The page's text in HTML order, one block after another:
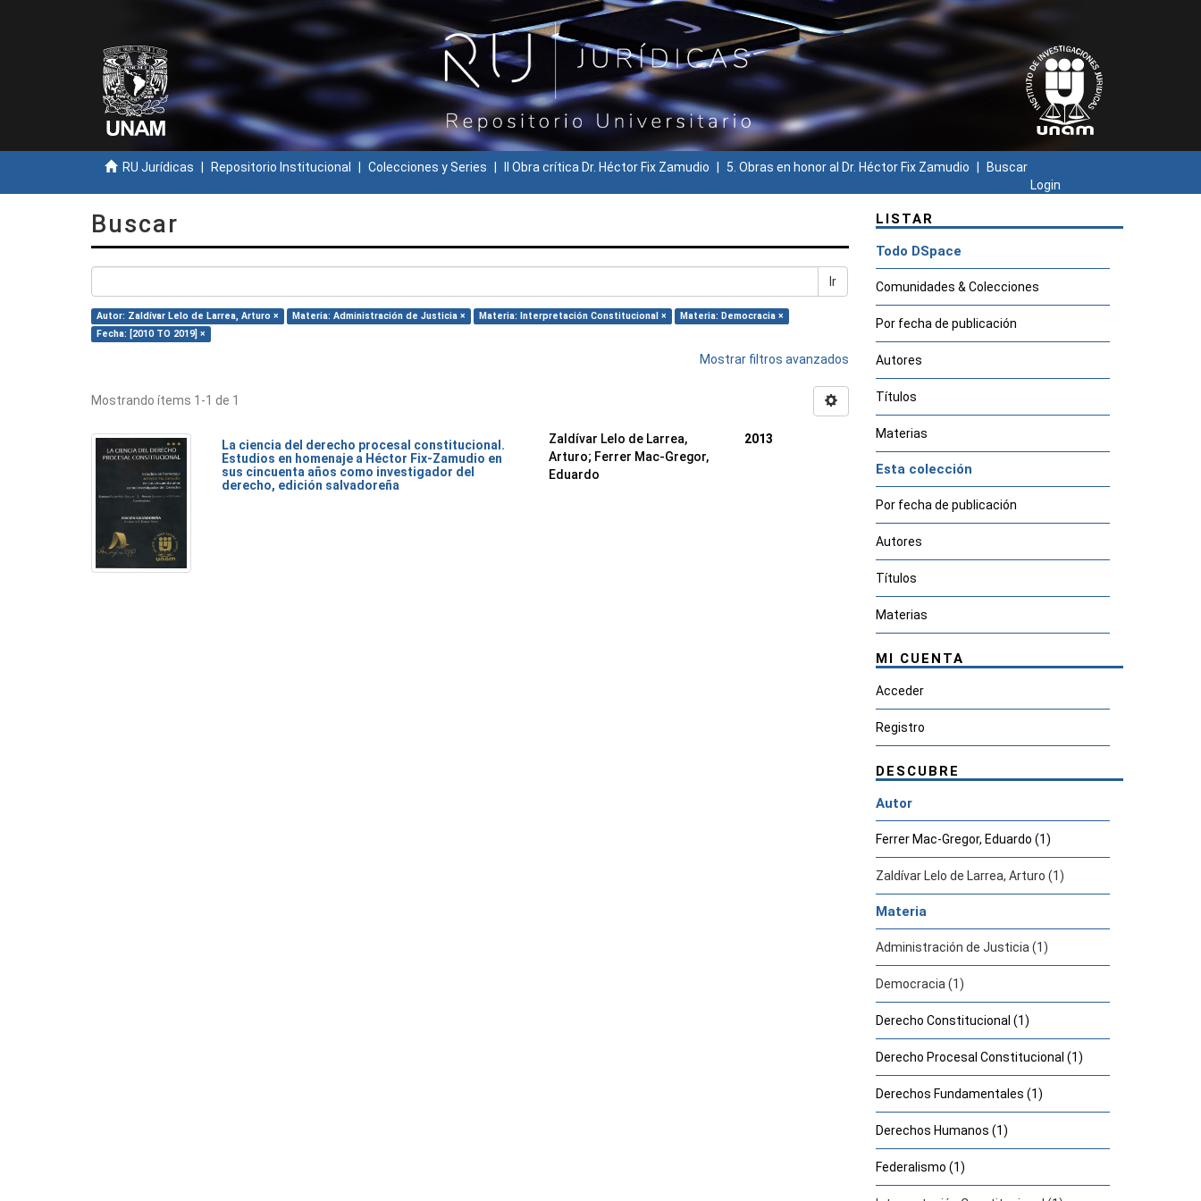
RU Jurídicas Repositorio Institucional Colecciones y Series II Obra crítica Dr. Héctor Fix Zamudio 5. Obras en honor al Dr. Héctor Fix Zamudio
Buscar
Login
Buscar
Ir
Autor: Zaldívar Lelo de Larrea, Arturo × Materia: Administración de Justicia × Materia: Interpretación Constitucional ×
Materia: Democracia ×
Fecha: [2010 TO 2019] ×
Mostrar filtros avanzados
Mostrando ítems 1-1 de 1
La ciencia del derecho procesal constitucional.
Estudios en homenaje a Héctor Fix-Zamudio en
sus cincuenta años como investigador del
derecho, edición salvadoreña
Zaldívar Lelo de Larrea,
Arturo; Ferrer Mac-Gregor,
Eduardo
2013
LISTAR
Todo DSpace
Comunidades & Colecciones
Por fecha de publicación
Autores
Títulos
Materias
Esta colección
Por fecha de publicación
Autores
Títulos
Materias
MI CUENTA
Acceder
Registro
DESCUBRE
Autor
Ferrer Mac-Gregor, Eduardo (1)
Zaldívar Lelo de Larrea, Arturo (1)
Materia
Administración de Justicia (1)
Democracia (1)
Derecho Constitucional (1)
Derecho Procesal Constitucional (1)
Derechos Fundamentales (1)
Derechos Humanos (1)
Federalismo (1)